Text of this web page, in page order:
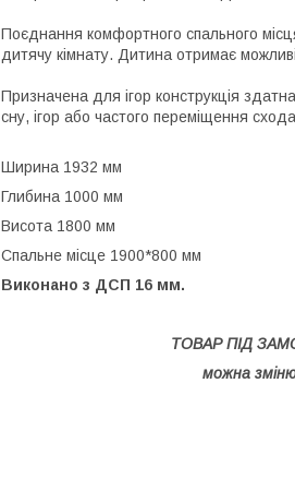
Поєднання комфортного спального
дитячу кімнату. Дитина отримає
Призначена для ігор конструкція
сну, ігор або частого переміщення
Ширина 1932 мм
Глибина 1000 мм
Висота 1800 мм
Спальне місце 1900*800 мм
Виконано з ДСП 16 мм.
ТОВАР ПІД
можна